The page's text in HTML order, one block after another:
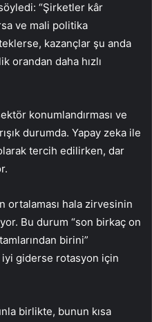
“Şirketler kâr
ve mali politika
kazançlar şu anda
orandan daha hızlı
konumlandırması ve
durumda. Yapay zeka ile
tercih edilirken, dar
ortalaması hala zirvesinin
Bu durum “son birkaç on
birini”
giderse rotasyon için
birlikte, bunun kısa